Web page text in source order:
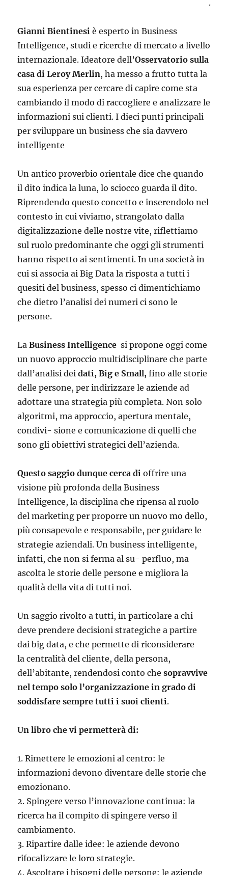
.
Gianni Bientinesi è esperto in Business
Intelligence, studi e ricerche di mercato a livello
internazionale. Ideatore dell’Osservatorio sulla
casa di Leroy Merlin, ha messo a frutto tutta la
sua esperienza per cercare di capire come sta
cambiando il modo di raccogliere e analizzare le
informazioni sui clienti. I dieci punti principali
per sviluppare un business che sia davvero
intelligente
Un antico proverbio orientale dice che quando
il dito indica la luna, lo sciocco guarda il dito.
Riprendendo questo concetto e inserendolo nel
contesto in cui viviamo, strangolato dalla
digitalizzazione delle nostre vite, riflettiamo
sul ruolo predominante che oggi gli strumenti
hanno rispetto ai sentimenti. In una società in
cui si associa ai Big Data la risposta a tutti i
quesiti del business, spesso ci dimentichiamo
che dietro l’analisi dei numeri ci sono le
persone.
LaBusiness Intelligencesi propone oggi come
un nuovo approccio multidisciplinare che parte
dall’analisi deidati, Big e Small, fino alle storie
delle persone, per indirizzare le aziende ad
adottare una strategia più completa. Non solo
algoritmi, ma approccio, apertura mentale,
condivi- sione e comunicazione di quelli che
sono gli obiettivi strategici dell’azienda.
Questo saggio dunque cerca di offrire una
visione più profonda della Business
Intelligence, la disciplina che ripensa al ruolo
del marketing per proporre un nuovo mo dello,
più consapevole e responsabile, per guidare le
strategie aziendali. Un business intelligente,
infatti, che non si ferma al su- perfluo, ma
ascolta le storie delle persone e migliora la
qualità della vita di tutti noi.
Un saggio rivolto a tutti, in particolare a chi
deve prendere decisioni strategiche a partire
dai big data, e che permette di riconsiderare
la centralità del cliente, della persona,
dell’abitante, rendendosi conto chesopravvive
nel tempo solo l’organizzazione in grado di
soddisfare sempre tutti i suoi clienti.
Un libro che vi permetterà di:
1. Rimettere le emozioni al centro: le
informazioni devono diventare delle storie che
emozionano.
2. Spingere verso l’innovazione continua: la
ricerca ha il compito di spingere verso il
cambiamento.
3. Ripartire dalle idee: le aziende devono
rifocalizzare le loro strategie.
4. Ascoltare i bisogni delle persone: le aziende